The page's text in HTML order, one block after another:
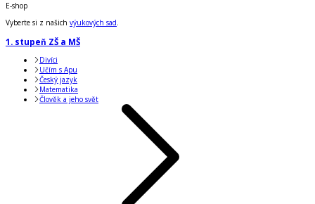
E-shop
Vyberte si z našich výukových sad.
1. stupeň ZŠ a MŠ
Divíci
Učím s Apu
Český jazyk
Matematika
Člověk a jeho svět